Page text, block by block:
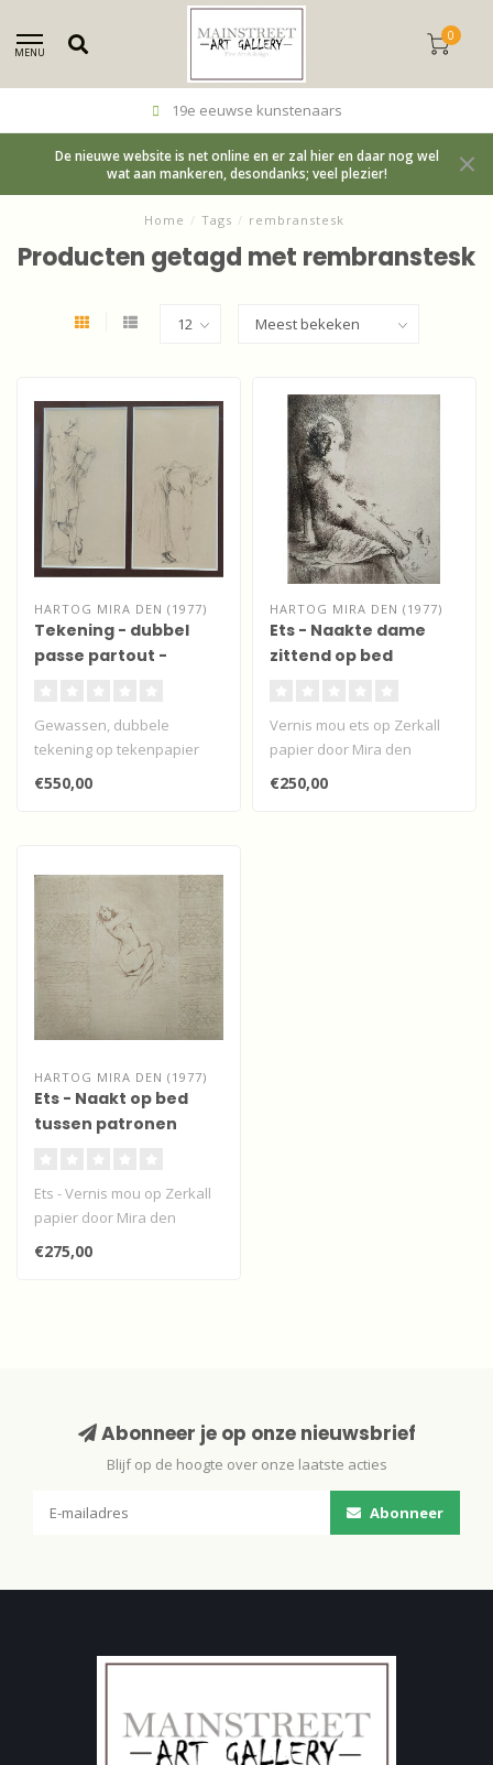
MENU
0
19e eeuwse kunstenaars
De nieuwe website is net online en er zal hier en daar nog wel
wat aan mankeren, desondanks; veel plezier!
Home / Tags / rembranstesk
Producten getagd met rembranstesk
HARTOG MIRA DEN (1977)
Tekening - dubbel
passe partout -
Gewassen, dubbele
tekening op tekenpapier
door Mira den Hartog.
Dubbel passe par..
€550,00
HARTOG MIRA DEN (1977)
Ets - Naakte dame
zittend op bed
Vernis mou ets op Zerkall
papier door Mira den
Hartog van een naakte
dame zitten..
€250,00
HARTOG MIRA DEN (1977)
Ets - Naakt op bed
tussen patronen
Ets - Vernis mou op Zerkall
papier door Mira den
Hartog van een naakt op
bed tus..
€275,00
Abonneer je op onze nieuwsbrief
Blijf op de hoogte over onze laatste acties
Abonneer